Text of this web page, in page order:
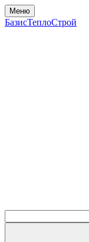
Меню
БазисТеплоСтрой